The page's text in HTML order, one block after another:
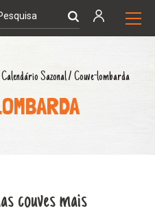
Calendário Sazonal/ Couve-lombarda
couves mais